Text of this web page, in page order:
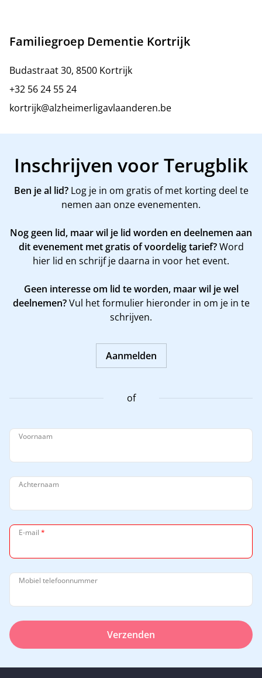
Familiegroep Dementie Kortrijk
Budastraat 30, 8500 Kortrijk
+32 56 24 55 24
kortrijk@alzheimerligavlaanderen.be
Inschrijven voor Terugblik
Ben je al lid?Log je in om gratis of met korting deel te
nemen aan onze evenementen.
Nog geen lid, maar wil je lid worden en deelnemen aan
dit evenement met gratis of voordelig tarief?Word
hier lid en schrijf je daarna in voor het event.
Geen interesse om lid te worden, maar wil je wel
deelnemen?Vul het formulier hieronder in om je in te
schrijven.
Aanmelden
of
Voornaam
Achternaam
E-mail *
Mobiel telefoonnummer
Verzenden